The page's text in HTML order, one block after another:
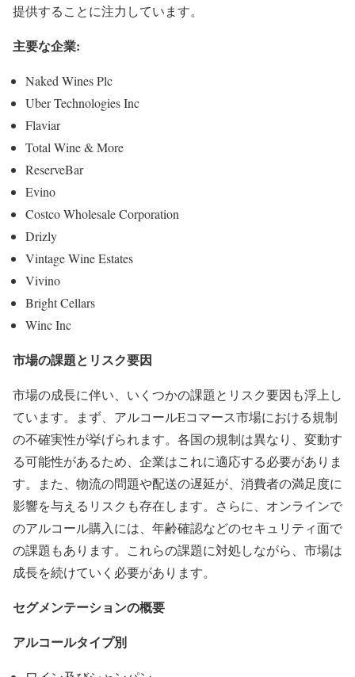
提供することに注力しています。
主要な企業:
Naked Wines Plc
Uber Technologies Inc
Flaviar
Total Wine & More
ReserveBar
Evino
Costco Wholesale Corporation
Drizly
Vintage Wine Estates
Vivino
Bright Cellars
Winc Inc
市場の課題とリスク要因
市場の成長に伴い、いくつかの課題とリスク要因も浮上し
ています。まず、アルコールEコマース市場における規制
の不確実性が挙げられます。各国の規制は異なり、変動す
る可能性があるため、企業はこれに適応する必要がありま
す。また、物流の問題や配送の遅延が、消費者の満足度に
影響を与えるリスクも存在します。さらに、オンラインで
のアルコール購入には、年齢確認などのセキュリティ面で
の課題もあります。これらの課題に対処しながら、市場は
成長を続けていく必要があります。
セグメンテーションの概要
アルコールタイプ別